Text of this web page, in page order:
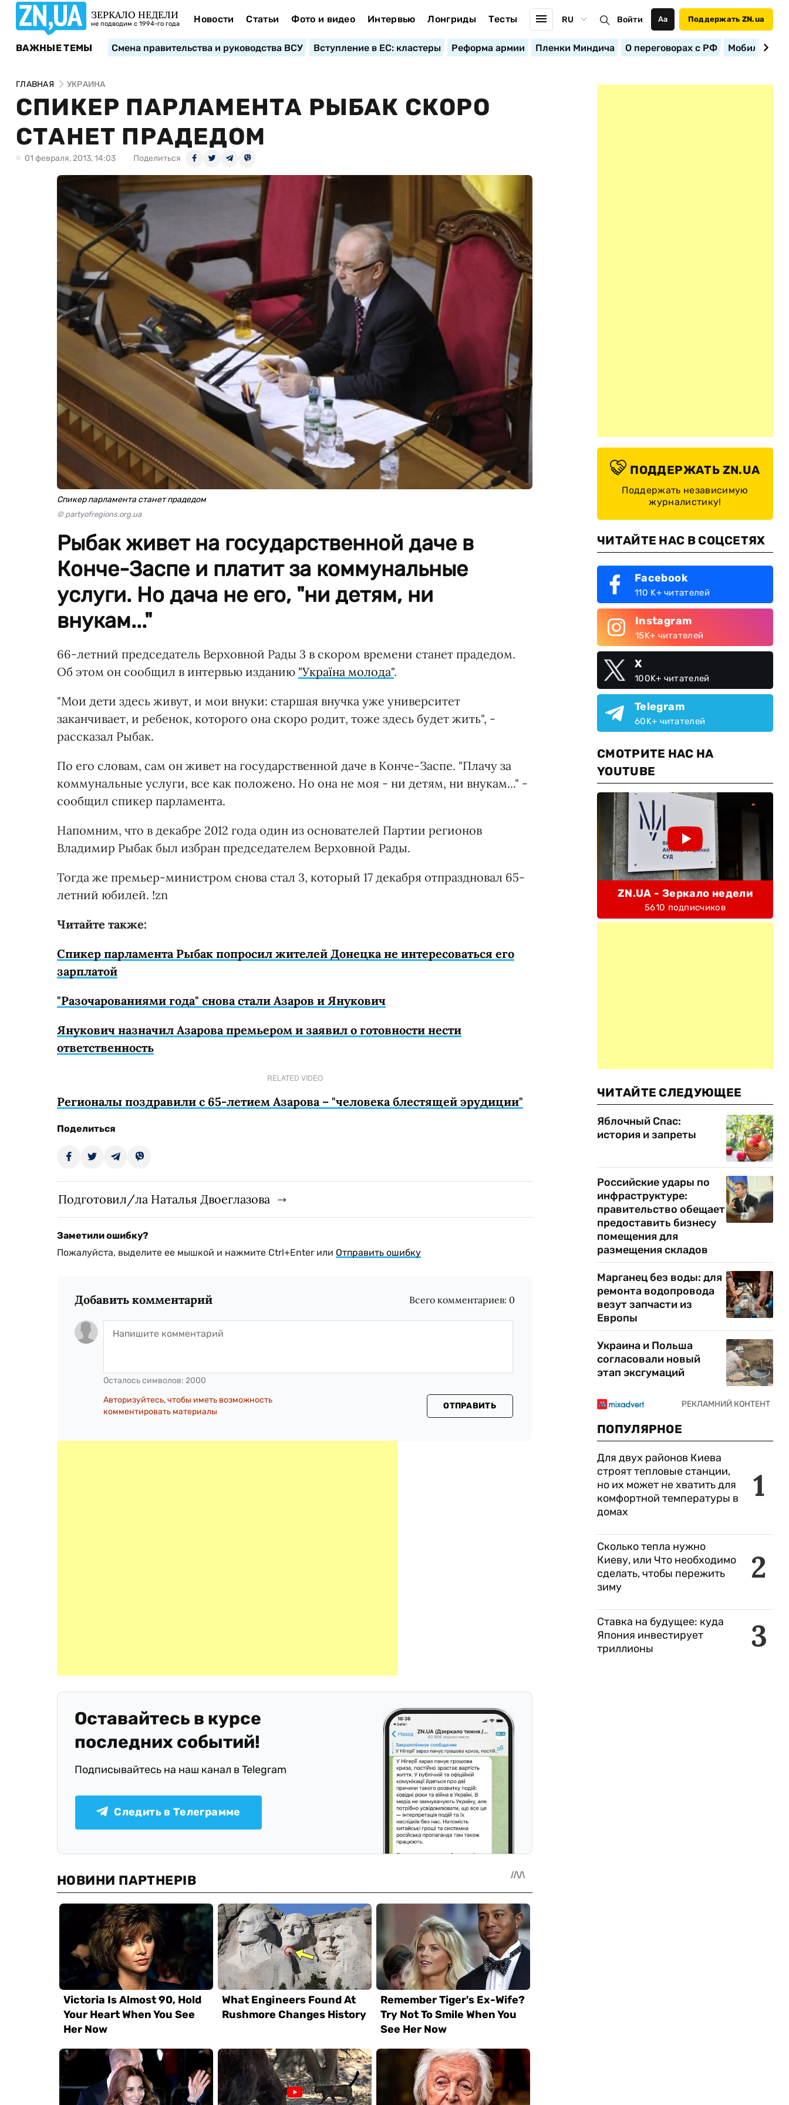
ЗЕРКАЛО НЕДЕЛИ
не подводим с 1994-го года Новости Статьи Фото и видео Интервью Лонгриды Тесты RU Войти Аа Поддержать ZN.ua
ВАЖНЫЕ ТЕМЫ Смена правительства и руководства ВСУ Вступление в ЕС: кластеры Реформа армии Пленки Миндича О переговорах с РФ
ГЛАВНАЯ УКРАИНА
СПИКЕР ПАРЛАМЕНТА РЫБАК СКОРО
СТАНЕТ ПРАДЕДОМ
01 февраля, 2013, 14:03 Поделиться
Спикер парламента станет прадедом
© partyofregions.org.ua
Рыбак живет на государственной даче в
Конче-Заспе и платит за коммунальные
услуги. Но дача не его, "ни детям, ни
внукам..."
66-летний председатель Верховной Рады 3 в скором времени станет прадедом.
Об этом он сообщил в интервью изданию "Україна молода".
"Мои дети здесь живут, и мои внуки: старшая внучка уже университет
заканчивает, и ребенок, которого она скоро родит, тоже здесь будет жить", -
рассказал Рыбак.
По его словам, сам он живет на государственной даче в Конче-Заспе. "Плачу за
коммунальные услуги, все как положено. Но она не моя - ни детям, ни внукам..." -
сообщил спикер парламента.
Напомним, что в декабре 2012 года один из основателей Партии регионов
Владимир Рыбак был избран председателем Верховной Рады.
Тогда же премьер-министром снова стал 3, который 17 декабря отпраздновал 65-
летний юбилей. !zn
Читайте также:
Спикер парламента Рыбак попросил жителей Донецка не интересоваться его
зарплатой
"Разочарованиями года" снова стали Азаров и Янукович
Янукович назначил Азарова премьером и заявил о готовности нести
ответственность
RELATED VIDEO
Регионалы поздравили с 65-летием Азарова – "человека блестящей эрудиции"
Поделиться
Подготовил/ла Наталья Двоеглазова
Заметили ошибку?
Пожалуйста, выделите ее мышкой и нажмите Ctrl+Enter или Отправить ошибку
Добавить комментарий Всего комментариев: 0
Осталось символов: 2000
Авторизуйтесь, чтобы иметь возможность
комментировать материалы
ОТПРАВИТЬ
Оставайтесь в курсе
последних событий!
Подписывайтесь на наш канал в Telegram
Следить в Телеграмме
ПОДДЕРЖАТЬ ZN.UA
Поддержать независимую
журналистику!
ЧИТАЙТЕ НАС В СОЦСЕТЯХ
Facebook
110 K+ читателей
Instagram
15K+ читателей
X
100K+ читателей
Telegram
60K+ читателей
СМОТРИТЕ НАС НА
YOUTUBE
ZN.UA - Зеркало недели
5610 подписчиков
ЧИТАЙТЕ СЛЕДУЮЩЕЕ
Яблочный Спас:
история и запреты
Российские удары по
инфраструктуре:
правительство обещает
предоставить бизнесу
помещения для
размещения складов
Марганец без воды: для
ремонта водопровода
везут запчасти из
Европы
Украина и Польша
согласовали новый
этап эксгумаций
ПОПУЛЯРНОЕ
1
Для двух районов Киева
строят тепловые станции,
но их может не хватить для
комфортной температуры в
домах
2
Сколько тепла нужно
Киеву, или Что необходимо
сделать, чтобы пережить
зиму
3
Ставка на будущее: куда
Япония инвестирует
триллионы